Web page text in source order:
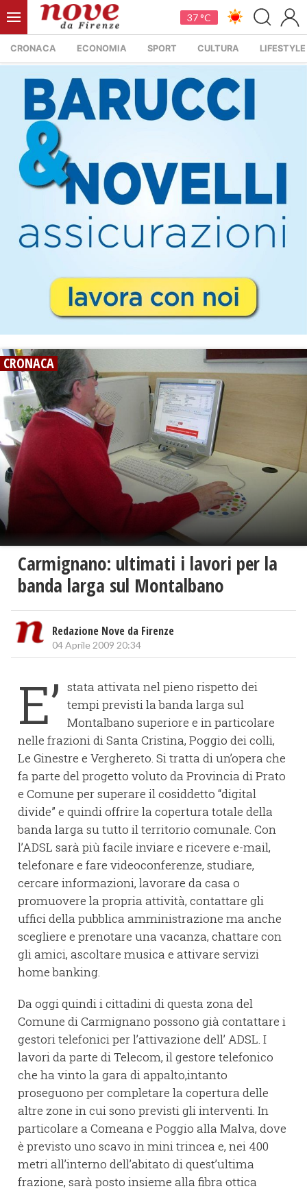
37 °C
CRONACA ECONOMIA SPORT CULTURA LIFESTYLE
CRONACA
Carmignano: ultimati i lavori per la
banda larga sul Montalbano
Redazione Nove da Firenze
04 Aprile 2009 20:34
E’ stata attivata nel pieno rispetto dei
tempi previsti la banda larga sul
Montalbano superiore e in particolare
nelle frazioni di Santa Cristina, Poggio dei colli,
Le Ginestre e Verghereto. Si tratta di un’opera che
fa parte del progetto voluto da Provincia di Prato
e Comune per superare il cosiddetto “digital
divide” e quindi offrire la copertura totale della
banda larga su tutto il territorio comunale. Con
l’ADSL sarà più facile inviare e ricevere e-mail,
telefonare e fare videoconferenze, studiare,
cercare informazioni, lavorare da casa o
promuovere la propria attività, contattare gli
uffici della pubblica amministrazione ma anche
scegliere e prenotare una vacanza, chattare con
gli amici, ascoltare musica e attivare servizi
home banking.
Da oggi quindi i cittadini di questa zona del
Comune di Carmignano possono già contattare i
gestori telefonici per l’attivazione dell’ ADSL. I
lavori da parte di Telecom, il gestore telefonico
che ha vinto la gara di appalto,intanto
proseguono per completare la copertura delle
altre zone in cui sono previsti gli interventi. In
particolare a Comeana e Poggio alla Malva, dove
è previsto uno scavo in mini trincea e, nei 400
metri all’interno dell’abitato di quest’ultima
frazione, sarà posto insieme alla fibra ottica